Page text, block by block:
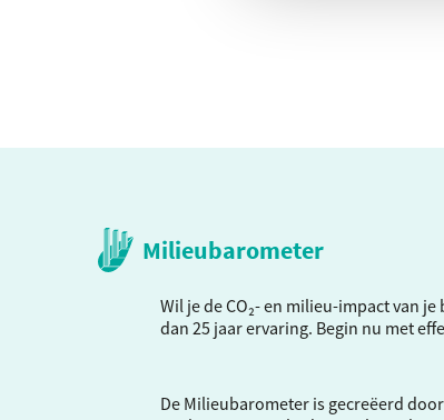
Milieubarometer
Wil je de CO₂- en milieu-impact van
dan 25 jaar ervaring. Begin nu met
De Milieubarometer is gecreëerd